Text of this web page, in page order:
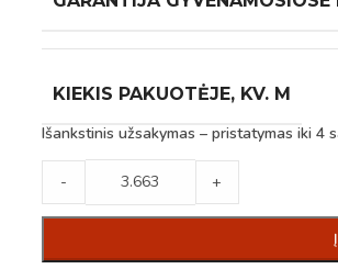
KIEKIS PAKUOTĖJE, KV. M
Išankstinis užsakymas – pristatymas iki 4
- +